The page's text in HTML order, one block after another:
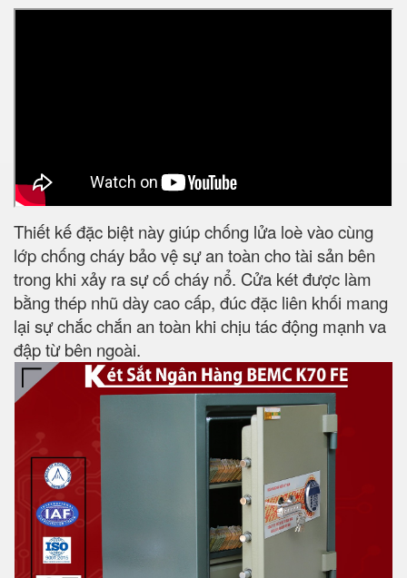
Thiết kế đặc biệt này giúp chống lửa loè vào cùng
lớp chống cháy bảo vệ sự an toàn cho tài sản bên
trong khi xảy ra sự cố cháy nổ. Cửa két được làm
bằng thép nhũ dày cao cấp, đúc đặc liên khối mang
lại sự chắc chắn an toàn khi chịu tác động mạnh va
đập từ bên ngoài.